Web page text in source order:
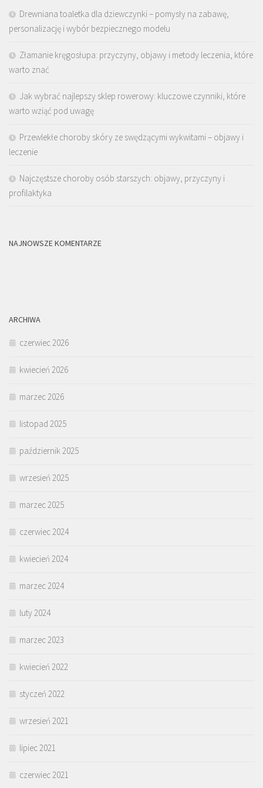
Drewniana toaletka dla dziewczynki – pomysły na zabawę,
personalizację i wybór bezpiecznego modelu
Złamanie kręgosłupa: przyczyny, objawy i metody leczenia, które
warto znać
Jak wybrać najlepszy sklep rowerowy: kluczowe czynniki, które
warto wziąć pod uwagę
Przewlekłe choroby skóry ze swędzącymi wykwitami – objawy i
leczenie
Najczęstsze choroby osób starszych: objawy, przyczyny i
profilaktyka
NAJNOWSZE KOMENTARZE
ARCHIWA
czerwiec 2026
kwiecień 2026
marzec 2026
listopad 2025
październik 2025
wrzesień 2025
marzec 2025
czerwiec 2024
kwiecień 2024
marzec 2024
luty 2024
marzec 2023
kwiecień 2022
styczeń 2022
wrzesień 2021
lipiec 2021
czerwiec 2021